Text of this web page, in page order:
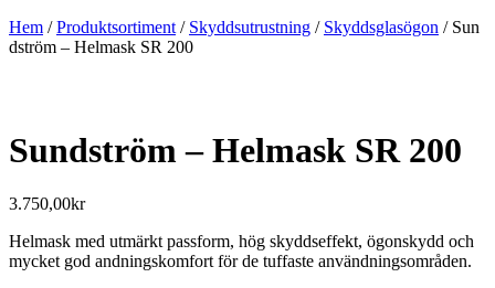
Hem /Produktsortiment / Skyddsutrustning / Skyddsglasögon / Sun
dström – Helmask SR 200
Sundström – Helmask SR 200
3.750,00kr
Helmask med utmärkt passform, hög skyddseffekt, ögonskydd och
mycket god andningskomfort för de tuffaste användningsområden.